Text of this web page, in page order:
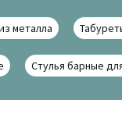
металла
Стулья барные